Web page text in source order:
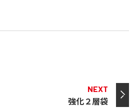
NEXT
強化２層袋